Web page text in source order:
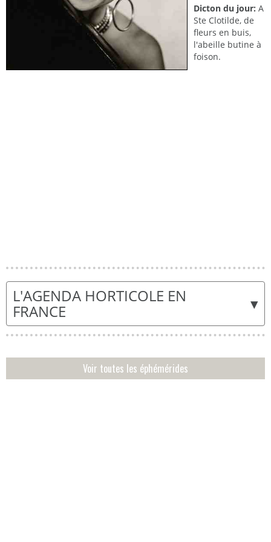
Dicton du jour: A
Ste Clotilde, de
fleurs en buis,
l'abeille butine à
foison.
▾
L'AGENDA HORTICOLE EN
FRANCE
Voir toutes les éphémérides